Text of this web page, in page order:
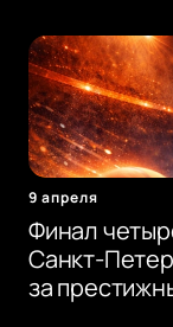
9 апреля
Финал
Санкт-
за